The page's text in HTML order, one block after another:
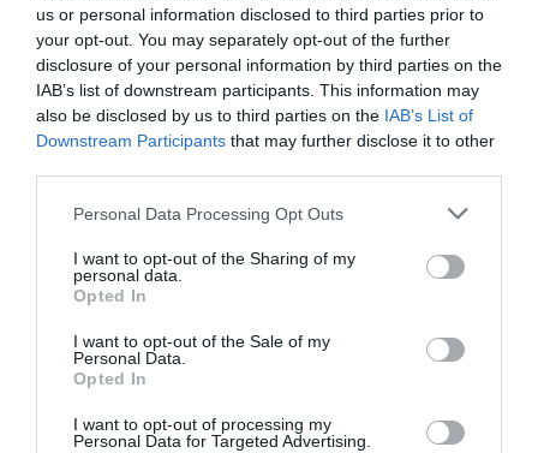
us or personal information disclosed to third parties prior to
your opt-out. You may separately opt-out of the further
disclosure of your personal information by third parties on the
IAB’s list of downstream participants. This information may
also be disclosed by us to third parties on the IAB’s List of
Downstream Participants that may further disclose it to other
Please note that this website/app uses one or more Google
not limited to your visit or usage behaviour. You may click to
grant or deny consent to Google and its third-party tags to
use your data for below specified purposes in below Google
consent section.
Personal Data Processing Opt Outs
I want to opt-out of the Sharing of my
personal data.
Opted In
I want to opt-out of the Sale of my
Personal Data.
Opted In
I want to opt-out of processing my
Personal Data for Targeted Advertising.
táplálkozás lehet. Egy esetleges diéta alkalmával nem feltétlenül
kell lemondanunk a nassolásról. Azonban egyáltalán nem
mindegy, hogy…